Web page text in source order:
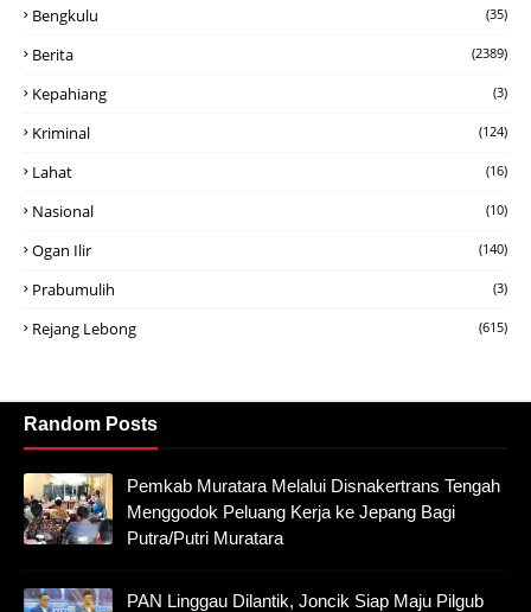
Bengkulu (35)
Berita (2389)
Kepahiang (3)
Kriminal (124)
Lahat (16)
Nasional (10)
Ogan Ilir (140)
Prabumulih (3)
Rejang Lebong (615)
Random Posts
Pemkab Muratara Melalui Disnakertrans Tengah
Menggodok Peluang Kerja ke Jepang Bagi
Putra/Putri Muratara
PAN Linggau Dilantik, Joncik Siap Maju Pilgub